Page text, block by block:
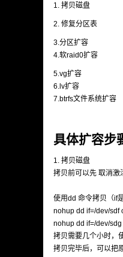
1. 拷贝磁盘
2. 修复分区表
3.分区扩容
4.软raid0扩容
5.vg扩容
6.lv扩容
7.btrfs文件系统扩容
具体扩容步
1. 拷贝磁盘
拷贝前可以先 取消
使用dd 命令拷贝（if
nohup dd if=/dev/sdf
nohup dd if=/dev/
拷贝需要几个小时，
拷贝完毕后，可以把